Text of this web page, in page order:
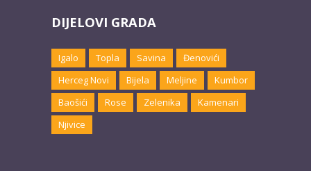
DIJELOVI GRADA
Igalo Topla Savina
Đenovići
Herceg Novi
Bijela Meljine
Kumbor
Baošići
Rose Zelenika
Kamenari
Njivice